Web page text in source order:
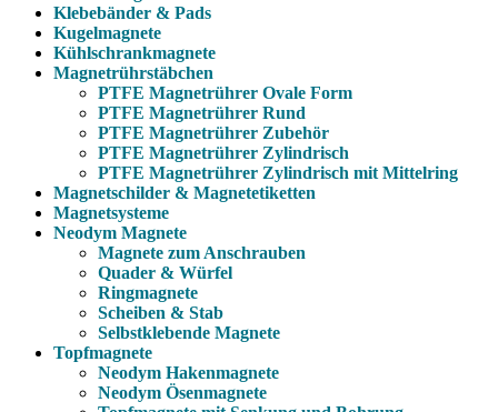
Klebebänder & Pads
Kugelmagnete
Kühlschrankmagnete
Magnetrührstäbchen
PTFE Magnetrührer Ovale Form
PTFE Magnetrührer Rund
PTFE Magnetrührer Zubehör
PTFE Magnetrührer Zylindrisch
PTFE Magnetrührer Zylindrisch mit Mittelring
Magnetschilder & Magnetetiketten
Magnetsysteme
Neodym Magnete
Magnete zum Anschrauben
Quader & Würfel
Ringmagnete
Scheiben & Stab
Selbstklebende Magnete
Topfmagnete
Neodym Hakenmagnete
Neodym Ösenmagnete